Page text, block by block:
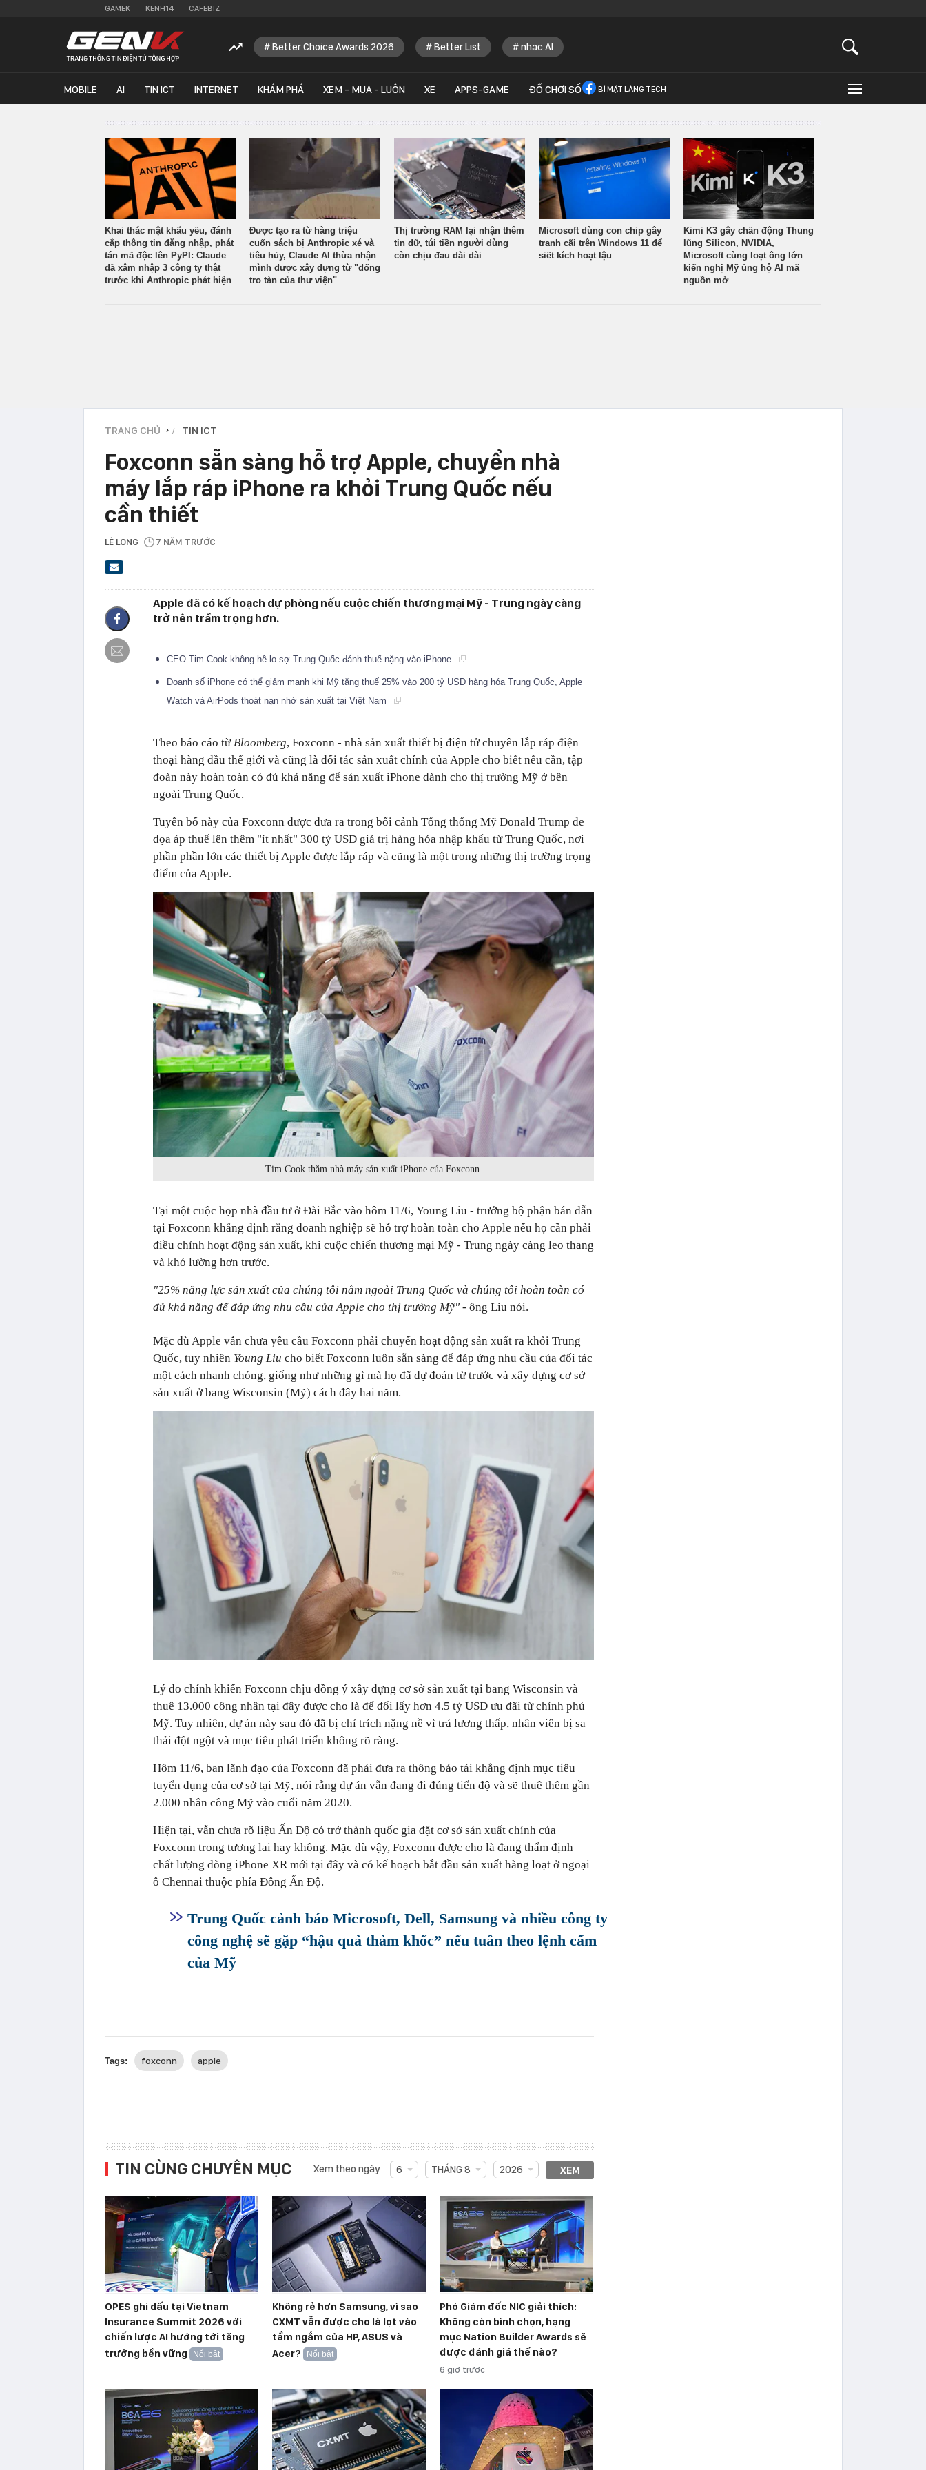
GAMEK KENH14 CAFEBIZ
Better Choice Awards 2026 Better List nhạc AI
MOBILE AI TIN ICT INTERNET KHÁM PHÁ XEM - MUA - LUÔN XE APPS-GAME ĐỒ CHƠI SỐ BÍ MẬT LÀNG TECH
Khai thác mật khẩu yếu, đánh
cắp thông tin đăng nhập, phát
tán mã độc lên PyPI: Claude
đã xâm nhập 3 công ty thật
trước khi Anthropic phát hiện
Được tạo ra từ hàng triệu
cuốn sách bị Anthropic xé và
tiêu hủy, Claude AI thừa nhận
mình được xây dựng từ "đống
tro tàn của thư viện"
Thị trường RAM lại nhận thêm
tin dữ, túi tiền người dùng
còn chịu đau dài dài
Microsoft dùng con chip gây
tranh cãi trên Windows 11 để
siết kích hoạt lậu
Kimi K3 gây chấn động Thung
lũng Silicon, NVIDIA,
Microsoft cùng loạt ông lớn
kiến nghị Mỹ ủng hộ AI mã
nguồn mở
TRANG CHỦ › TIN ICT
Foxconn sẵn sàng hỗ trợ Apple, chuyển nhà
máy lắp ráp iPhone ra khỏi Trung Quốc nếu
cần thiết
LÊ LONG 7 NĂM TRƯỚC
Apple đã có kế hoạch dự phòng nếu cuộc chiến thương mại Mỹ - Trung ngày càng
trở nên trầm trọng hơn.
CEO Tim Cook không hề lo sợ Trung Quốc đánh thuế nặng vào iPhone
Doanh số iPhone có thể giảm mạnh khi Mỹ tăng thuế 25% vào 200 tỷ USD hàng hóa Trung Quốc, Apple
Watch và AirPods thoát nạn nhờ sản xuất tại Việt Nam
Theo báo cáo từBloomberg, Foxconn - nhà sản xuất thiết bị điện tử chuyên lắp ráp điện
thoại hàng đầu thế giới và cũng là đối tác sản xuất chính của Apple cho biết nếu cần, tập
đoàn này hoàn toàn có đủ khả năng để sản xuất iPhone dành cho thị trường Mỹ ở bên
ngoài Trung Quốc.
Tuyên bố này của Foxconn được đưa ra trong bối cảnh Tổng thống Mỹ Donald Trump đe
dọa áp thuế lên thêm "ít nhất" 300 tỷ USD giá trị hàng hóa nhập khẩu từ Trung Quốc, nơi
phần phần lớn các thiết bị Apple được lắp ráp và cũng là một trong những thị trường trọng
điểm của Apple.
Tim Cook thăm nhà máy sản xuất iPhone của Foxconn.
Tại một cuộc họp nhà đầu tư ở Đài Bắc vào hôm 11/6, Young Liu - trưởng bộ phận bán dẫn
tại Foxconn khẳng định rằng doanh nghiệp sẽ hỗ trợ hoàn toàn cho Apple nếu họ cần phải
điều chỉnh hoạt động sản xuất, khi cuộc chiến thương mại Mỹ - Trung ngày càng leo thang
và khó lường hơn trước.
"25% năng lực sản xuất của chúng tôi nằm ngoài Trung Quốc và chúng tôi hoàn toàn có
đủ khả năng để đáp ứng nhu cầu của Apple cho thị trường Mỹ" - ông Liu nói.
Mặc dù Apple vẫn chưa yêu cầu Foxconn phải chuyển hoạt động sản xuất ra khỏi Trung
Quốc, tuy nhiên Young Liu cho biết Foxconn luôn sẵn sàng để đáp ứng nhu cầu của đối tác
một cách nhanh chóng, giống như những gì mà họ đã dự đoán từ trước và xây dựng cơ sở
sản xuất ở bang Wisconsin (Mỹ) cách đây hai năm.
Lý do chính khiến Foxconn chịu đồng ý xây dựng cơ sở sản xuất tại bang Wisconsin và
thuê 13.000 công nhân tại đây được cho là để đổi lấy hơn 4.5 tỷ USD ưu đãi từ chính phủ
Mỹ. Tuy nhiên, dự án này sau đó đã bị chỉ trích nặng nề vì trả lương thấp, nhân viên bị sa
thải đột ngột và mục tiêu phát triển không rõ ràng.
Hôm 11/6, ban lãnh đạo của Foxconn đã phải đưa ra thông báo tái khẳng định mục tiêu
tuyển dụng của cơ sở tại Mỹ, nói rằng dự án vẫn đang đi đúng tiến độ và sẽ thuê thêm gần
2.000 nhân công Mỹ vào cuối năm 2020.
Hiện tại, vẫn chưa rõ liệu Ấn Độ có trở thành quốc gia đặt cơ sở sản xuất chính của
Foxconn trong tương lai hay không. Mặc dù vậy, Foxconn được cho là đang thẩm định
chất lượng dòng iPhone XR mới tại đây và có kế hoạch bắt đầu sản xuất hàng loạt ở ngoại
ô Chennai thuộc phía Đông Ấn Độ.
Trung Quốc cảnh báo Microsoft, Dell, Samsung và nhiều công ty
công nghệ sẽ gặp “hậu quả thảm khốc” nếu tuân theo lệnh cấm
của Mỹ
Tags: foxconn apple
TIN CÙNG CHUYÊN MỤC Xem theo ngày 6 THÁNG 8 2026 XEM
OPES ghi dấu tại Vietnam
Insurance Summit 2026 với
chiến lược AI hướng tới tăng
trưởng bền vững
Nổi bật
Không rẻ hơn Samsung, vì sao
CXMT vẫn được cho là lọt vào
tầm ngắm của HP, ASUS và
Acer?
Nổi bật
Phó Giám đốc NIC giải thích:
Không còn bình chọn, hạng
mục Nation Builder Awards sẽ
được đánh giá thế nào?
6 giờ trước